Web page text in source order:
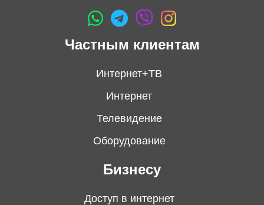
Частным клиентам
Интернет+ТВ
Интернет
Телевидение
Оборудование
Бизнесу
Доступ в интернет